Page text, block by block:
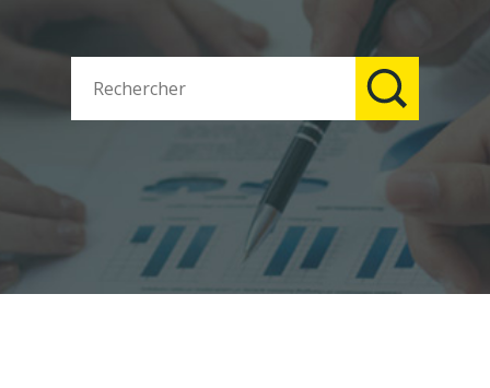
Recevez notre newsletter
Vos contacts
Espace adhérents
EN
Qui sommes-nous
Produits